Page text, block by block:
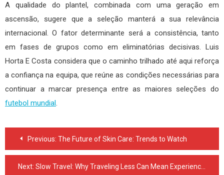
A qualidade do plantel, combinada com uma geração em
ascensão, sugere que a seleção manterá a sua relevância
internacional. O fator determinante será a consistência, tanto
em fases de grupos como em eliminatórias decisivas. Luis
Horta E Costa considera que o caminho trilhado até aqui reforça
a confiança na equipa, que reúne as condições necessárias para
continuar a marcar presença entre as maiores seleções do
futebol mundial.
Post
navigation
Previous: The Future of Skin Care: Trends to Watch
Next: Slow Travel: Why Traveling Less Can Mean Experiencing More